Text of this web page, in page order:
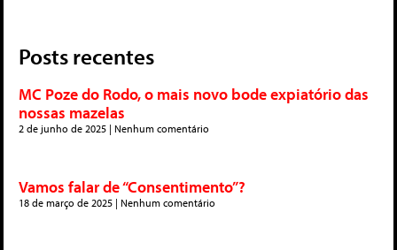
Posts recentes
MC Poze do Rodo, o mais novo bode expiatório das
nossas mazelas
2 de junho de 2025 Nenhum comentário
Vamos falar de “Consentimento”?
18 de março de 2025 Nenhum comentário